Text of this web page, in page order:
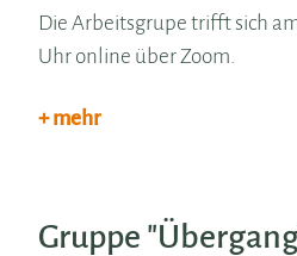
Die Arbeitsgrupe trifft sich
Uhr online über Zoom.
+ mehr
Gruppe